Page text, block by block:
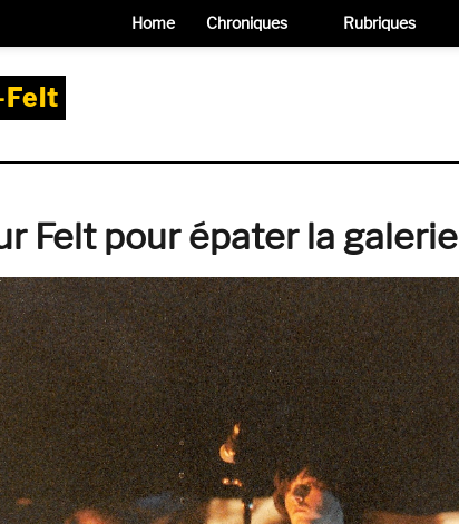
Felt
Felt pour épater la galerie
Home Chroniques Rubriques